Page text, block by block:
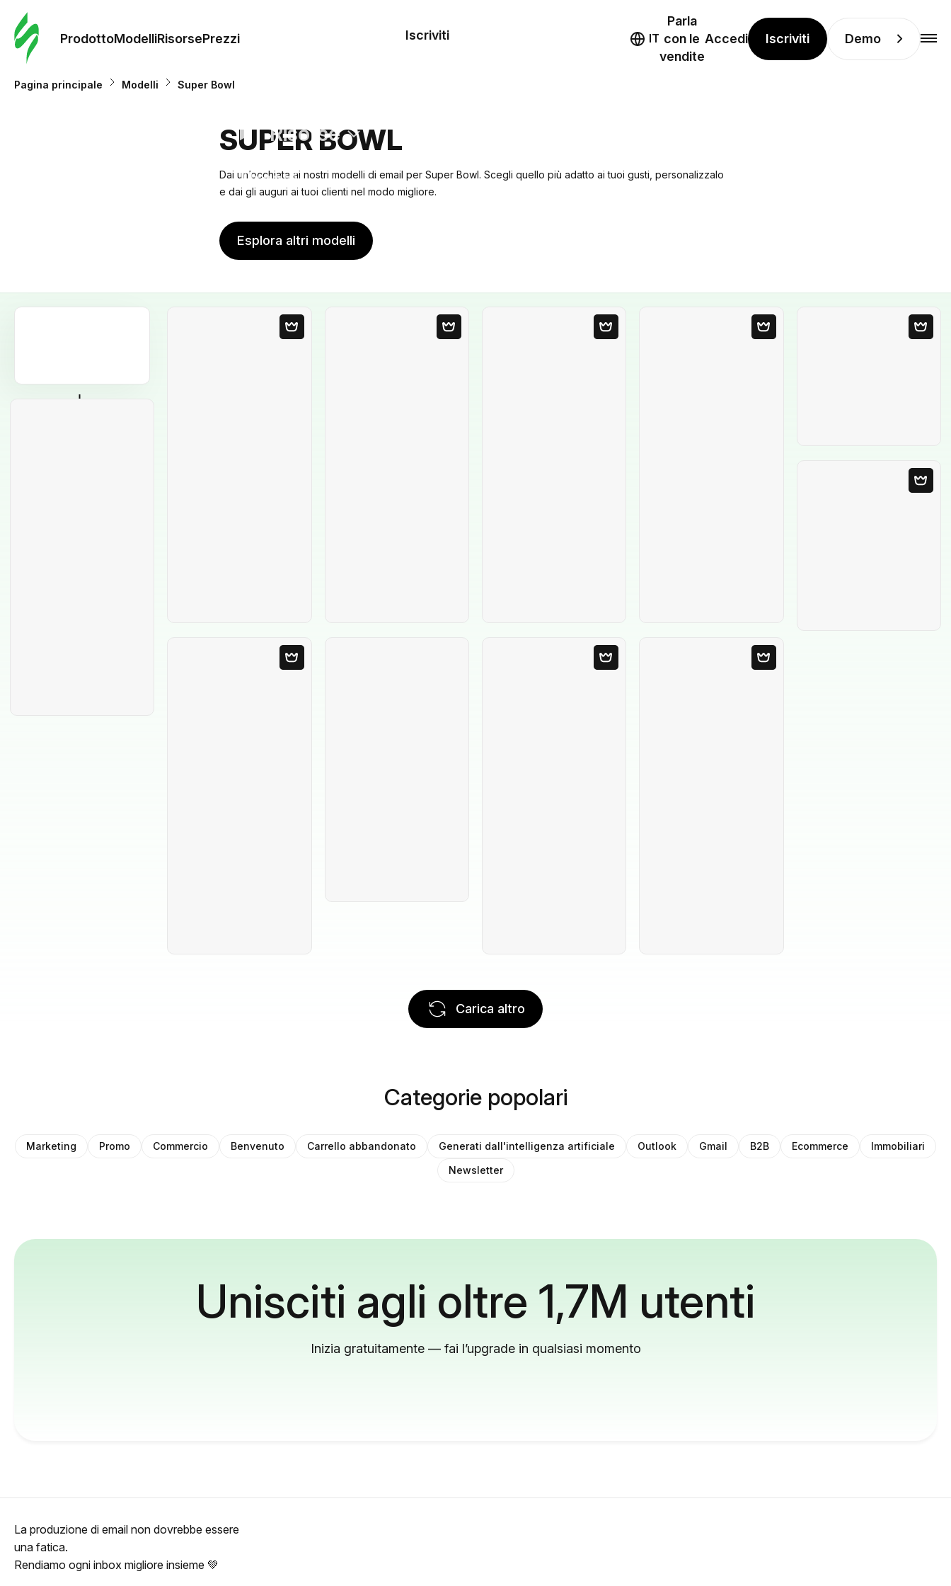
ProdottoModelliRisorsePrezzi
Risorse
Prezzi
Iscriviti IT
Parla
con le
vendite
Accedi Iscriviti Demo
Pagina principale Modelli Super Bowl
SUPER BOWL
Dai un’occhiata ai nostri modelli di email per Super Bowl. Scegli quello più adatto ai tuoi gusti, personalizzalo
e dai gli auguri ai tuoi clienti nel modo migliore.
Esplora altri modelli
Carica altro
Categorie popolari
Marketing Promo Commercio Benvenuto Carrello abbandonato Generati dall'intelligenza artificiale Outlook Gmail B2B Ecommerce
Immobiliari
Newsletter
Unisciti agli oltre 1,7M utenti
Inizia gratuitamente — fai l’upgrade in qualsiasi momento
La produzione di email non dovrebbe essere
una fatica.
Rendiamo ogni inbox migliore insieme 💚